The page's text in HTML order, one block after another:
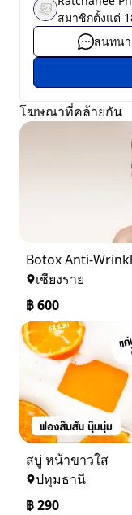
สมาชิกตั้งแต่
สนทนา
โฆษณาที่คล้ายกัน
เชียงราย
฿600
สบู่ หน้าขาวใส
ปทุมธานี
฿290